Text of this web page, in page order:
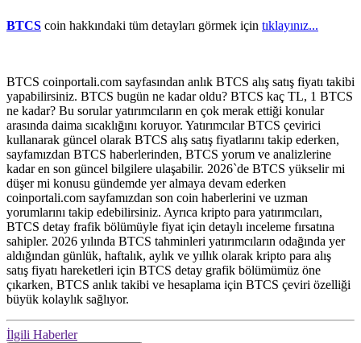
BTCS coin hakkındaki tüm detayları görmek için tıklayınız...
BTCS coinportali.com sayfasından anlık BTCS alış satış fiyatı takibi
yapabilirsiniz. BTCS bugün ne kadar oldu? BTCS kaç TL, 1 BTCS
ne kadar? Bu sorular yatırımcıların en çok merak ettiği konular
arasında daima sıcaklığını koruyor. Yatırımcılar BTCS çevirici
kullanarak güncel olarak BTCS alış satış fiyatlarını takip ederken,
sayfamızdan BTCS haberlerinden, BTCS yorum ve analizlerine
kadar en son güncel bilgilere ulaşabilir. 2026`de BTCS yükselir mi
düşer mi konusu gündemde yer almaya devam ederken
coinportali.com sayfamızdan son coin haberlerini ve uzman
yorumlarını takip edebilirsiniz. Ayrıca kripto para yatırımcıları,
BTCS detay frafik bölümüyle fiyat için detaylı inceleme fırsatına
sahipler. 2026 yılında BTCS tahminleri yatırımcıların odağında yer
aldığından günlük, haftalık, aylık ve yıllık olarak kripto para alış
satış fiyatı hareketleri için BTCS detay grafik bölümümüz öne
çıkarken, BTCS anlık takibi ve hesaplama için BTCS çeviri özelliği
büyük kolaylık sağlıyor.
İlgili Haberler